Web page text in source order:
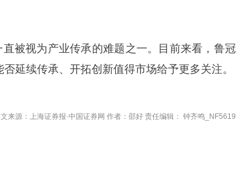
被视为产业传承的难题之一。目前来看，鲁冠
延续传承、开拓创新值得市场给予更多关注。
来源：上海证券报·中国证券网 作者：邵好 责任编辑： 钟齐鸣_NF5619